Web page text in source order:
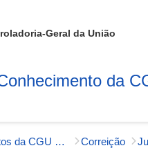
Geral da União
da
Entendimentos da CGU e órgãos externos Correição